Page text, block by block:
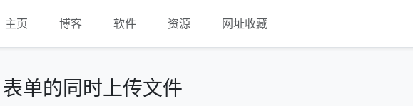
主页 博客 软件 资源 网址收藏
单的同时上传文件